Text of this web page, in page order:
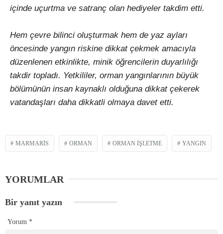
içinde uçurtma ve satranç olan hediyeler takdim etti.
Hem çevre bilinci oluşturmak hem de yaz ayları
öncesinde yangın riskine dikkat çekmek amacıyla
düzenlenen etkinlikte, minik öğrencilerin duyarlılığı
takdir topladı. Yetkililer, orman yangınlarının büyük
bölümünün insan kaynaklı olduğuna dikkat çekerek
vatandaşları daha dikkatli olmaya davet etti.
MARMARIS ORMAN ORMAN İŞLETME YANGIN
YORUMLAR
Bir yanıt yazın
Yorum *